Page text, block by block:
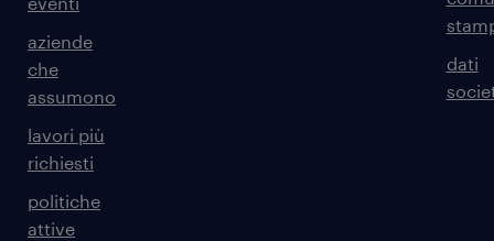
aziende
che
assumono
lavori più
richiesti
politiche
attive
dati